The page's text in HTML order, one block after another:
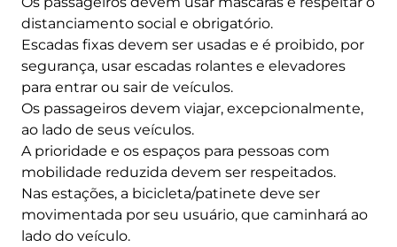
distanciamento social e obrigatório.
Escadas fixas devem ser usadas e é proibido, por
segurança, usar escadas rolantes e elevadores
para entrar ou sair de veículos.
Os passageiros devem viajar, excepcionalmente,
ao lado de seus veículos.
A prioridade e os espaços para pessoas com
mobilidade reduzida devem ser respeitados.
Nas estações, a bicicleta/patinete deve ser
movimentada por seu usuário, que caminhará ao
lado do veículo.